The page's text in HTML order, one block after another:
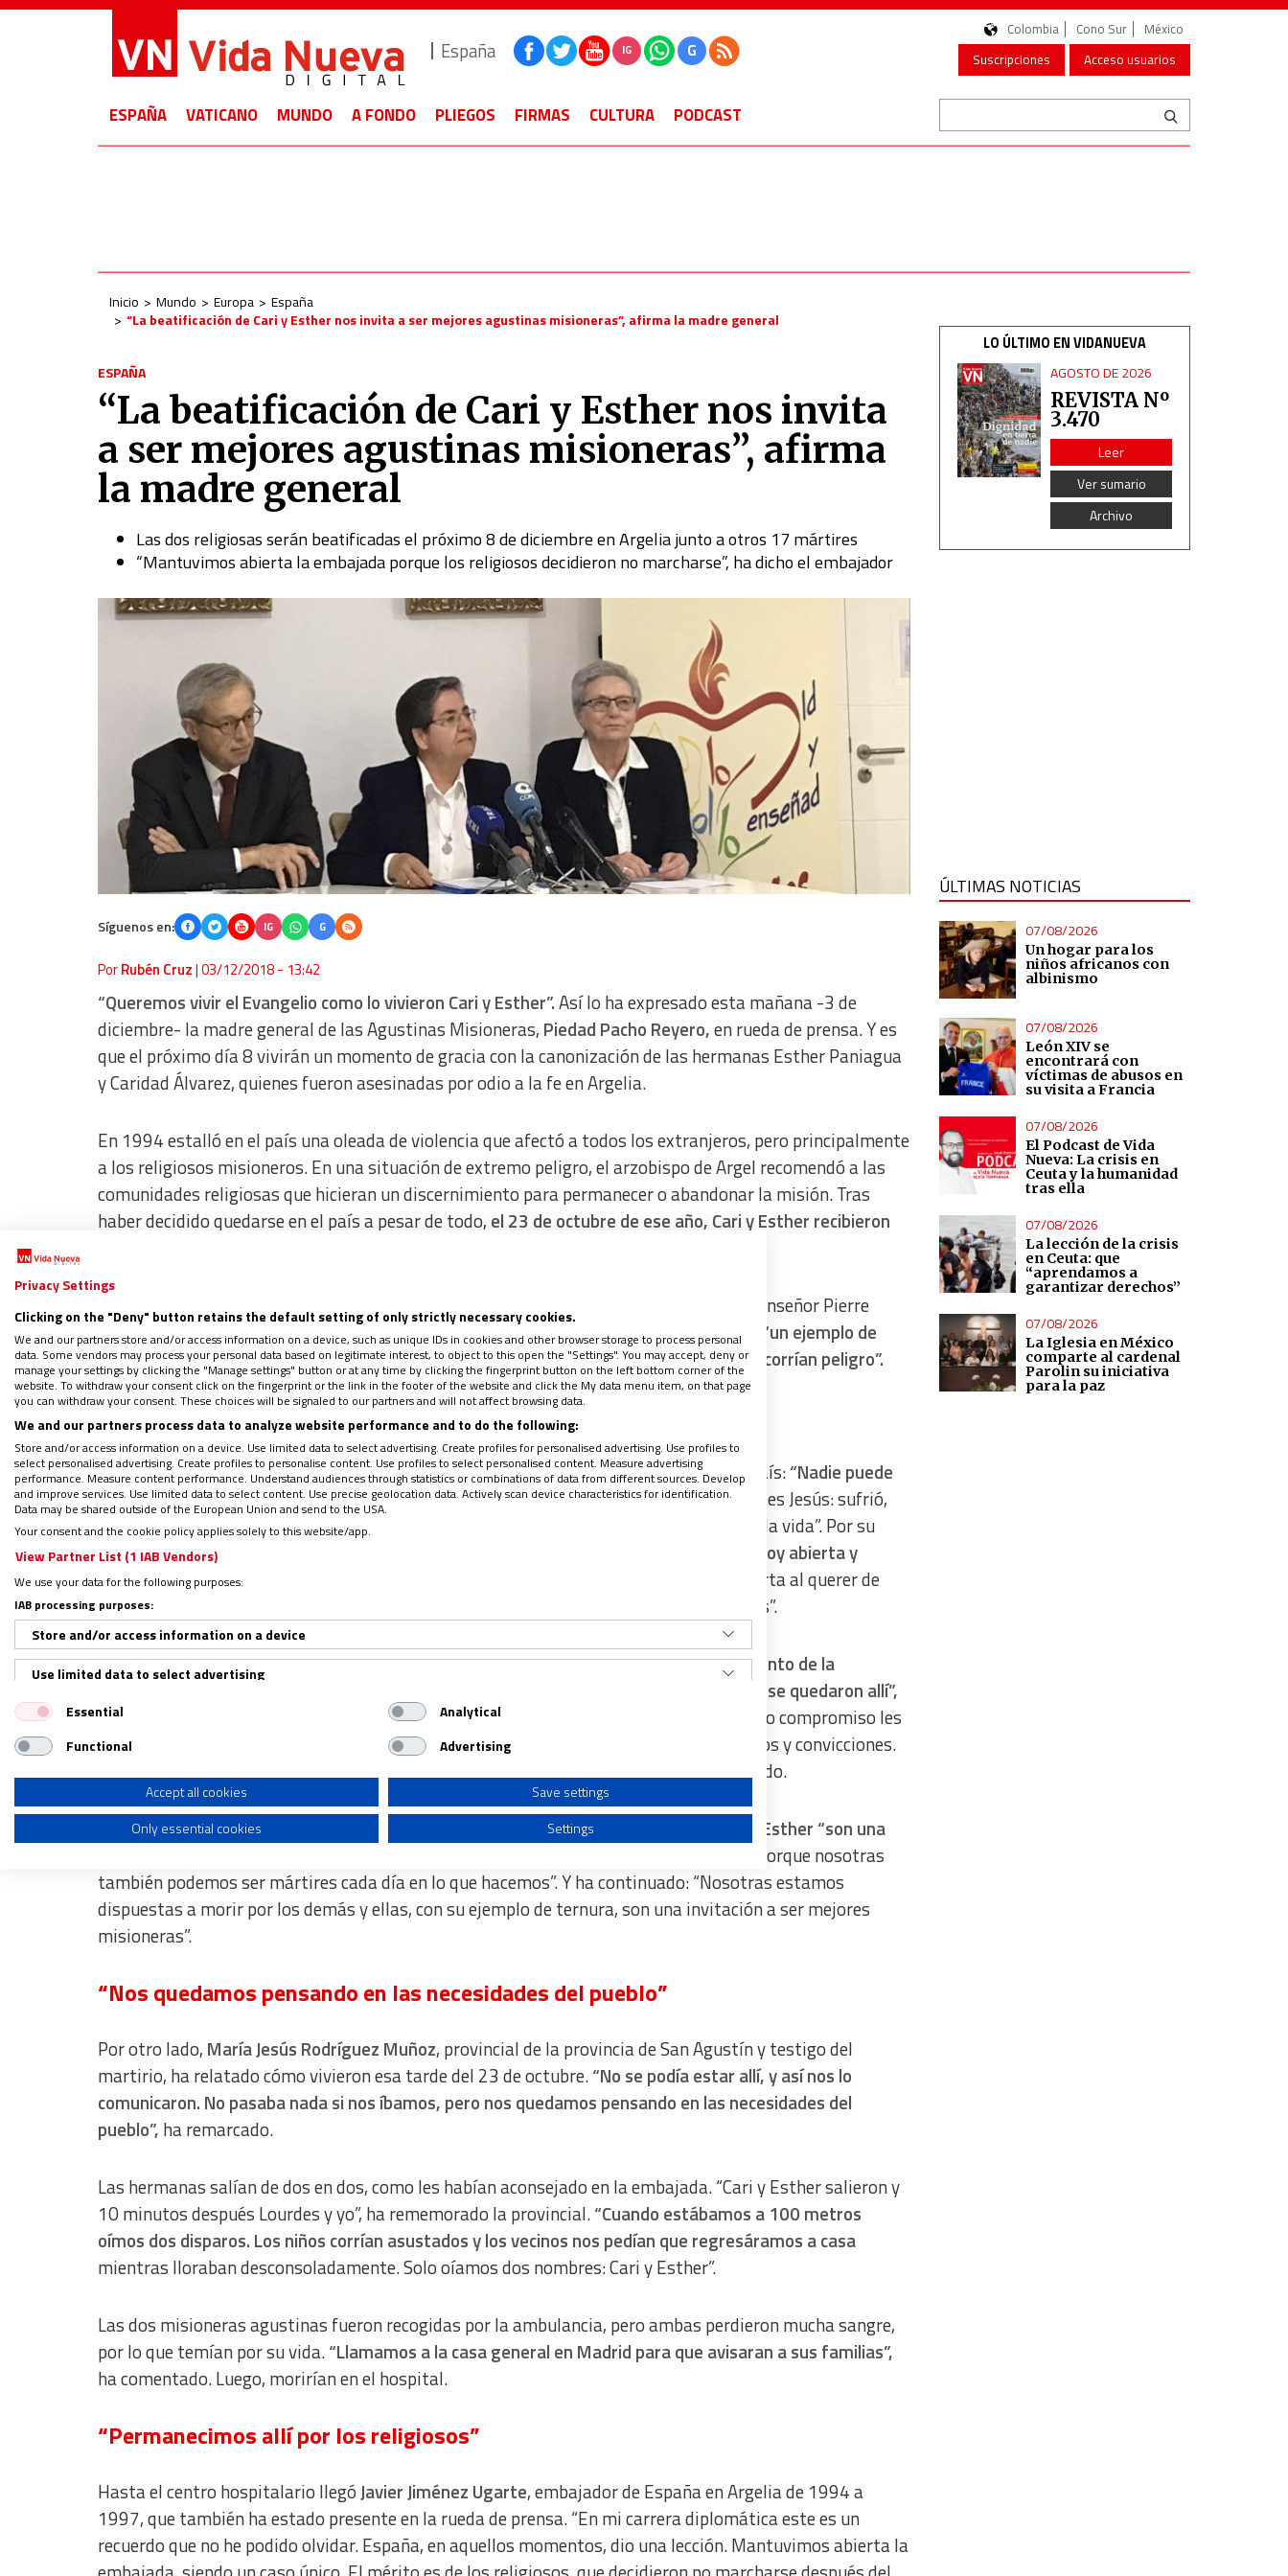
España IG G
Colombia Cono Sur
México
Suscripciones
Acceso usuarios
ESPAÑA VATICANO MUNDO A FONDO PLIEGOS FIRMAS CULTURA PODCAST
Inicio Mundo Europa
España
“La beatificación de Cari y Esther nos invita a ser mejores agustinas misioneras”, afirma la madre general
ESPAÑA
“La beatificación de Cari y Esther nos invita
a ser mejores agustinas misioneras”, afirma
la madre general
Las dos religiosas serán beatificadas el próximo 8 de diciembre en Argelia junto a otros 17 mártires
“Mantuvimos abierta la embajada porque los religiosos decidieron no marcharse”, ha dicho el embajador
Síguenos en: IG G
PorRubén Cruz|03/12/2018 - 13:42
“Queremos vivir el Evangelio como lo vivieron Cari y Esther”.Así lo ha expresado esta mañana -3 de
diciembre- la madre general de las Agustinas Misioneras, Piedad Pacho Reyero,en rueda de prensa. Y es
que el próximo día 8 vivirán un momento de gracia con la canonización de las hermanas Esther Paniagua
y Caridad Álvarez, quienes fueron asesinadas por odio a la fe en Argelia.
En 1994 estalló en el país una oleada de violencia que afectó a todos los extranjeros, pero principalmente
a los religiosos misioneros. En una situación de extremo peligro, el arzobispo de Argel recomendó a las
comunidades religiosas que hicieran un discernimiento para permanecer o abandonar la misión. Tras
haber decidido quedarse en el país a pesar de todo, el 23 de octubre de ese año, Cari y Esther recibieron
La celebración en la que serán declaradas beatas tendrá lugar en Orán (Argelia). Así, monseñor Pierre
Claverie y otros 16 religiosas y religiosos serán elevados a los altares. Todos ellos son
“un ejemplo de
amor incondicional a un pueblo al que habían elegido servir aun sabiendo que sus vidas corrían peligro”.
“Nosotras ya hemos entregado la vida”
Piedad Pacho ha recordado la reflexión de Esther tras discernir si quedarse o irse del país:“Nadie puede
quitarnos la vida, porque nosotras ya la hemos entregado.Para mí, el modelo perfecto es Jesús: sufrió,
tuvo que vencer dificultades y acabó con el fracaso de la cruz, del que nace la fuente de la vida”. Por su
parte, también ha destacado las palabras de Cari en su proceso de discernimiento:
“Estoy abierta y
obediente a lo que Dios quiera de mí, y a lo que vean mis superiores.
María estuvo abierta al querer de
Dios, quizá le costó. Deseo estar en esa actitud frente a Dios en los momentos actuales”.
Para la congregación, esta beatificación significa“un gozo, una alegría, un reconocimiento de la
fortaleza, del valor, de la valentía que, a pesar de que sabían que su vida corría peligro, se quedaron allí”,
ha dicho la general. “Para nosotras son signo de fidelidad del seguimiento de Jesús, cuyo compromiso les
llevó hasta el martirio. Ellas prefieren sacrificar su vida a ser infieles a sus compromisos y convicciones.
No hicieron la promesa solo con las palabras, sino que lo sellaron con su vida”, ha añadido.
En el mismo sentido, la general ha explicado que para las Agustinas Misioneras,
Cari y Esther “son una
porque nosotras
también podemos ser mártires cada día en lo que hacemos”. Y ha continuado: “Nosotras estamos
dispuestas a morir por los demás y ellas, con su ejemplo de ternura, son una invitación a ser mejores
misioneras”.
“Nos quedamos pensando en las necesidades del pueblo”
Por otro lado, María Jesús Rodríguez Muñoz, provincial de la provincia de San Agustín y testigo del
martirio, ha relatado cómo vivieron esa tarde del 23 de octubre.“No se podía estar allí, y así nos lo
comunicaron. No pasaba nada si nos íbamos, pero nos quedamos pensando en las necesidades del
pueblo”, ha remarcado.
Las hermanas salían de dos en dos, como les habían aconsejado en la embajada. “Cari y Esther salieron y
10 minutos después Lourdes y yo”, ha rememorado la provincial.“Cuando estábamos a 100 metros
oímos dos disparos. Los niños corrían asustados y los vecinos nos pedían que regresáramos a casa
mientras lloraban desconsoladamente. Solo oíamos dos nombres: Cari y Esther”.
Las dos misioneras agustinas fueron recogidas por la ambulancia, pero ambas perdieron mucha sangre,
por lo que temían por su vida.“Llamamos a la casa general en Madrid para que avisaran a sus familias”,
ha comentado. Luego, morirían en el hospital.
“Permanecimos allí por los religiosos”
Hasta el centro hospitalario llegóJavier Jiménez Ugarte, embajador de España en Argelia de 1994 a
1997, que también ha estado presente en la rueda de prensa. “En mi carrera diplomática este es un
recuerdo que no he podido olvidar. España, en aquellos momentos, dio una lección. Mantuvimos abierta la
LO ÚLTIMO EN VIDANUEVA
AGOSTO DE 2026
REVISTA Nº
3.470
Leer
Ver sumario
Archivo
ÚLTIMAS NOTICIAS
07/08/2026
Un hogar para los
niños africanos con
albinismo
07/08/2026
León XIV se
encontrará con
víctimas de abusos en
su visita a Francia
07/08/2026
El Podcast de Vida
Nueva: La crisis en
Ceuta y la humanidad
tras ella
07/08/2026
La lección de la crisis
en Ceuta: que
“aprendamos a
garantizar derechos”
07/08/2026
La Iglesia en México
comparte al cardenal
Parolin su iniciativa
para la paz
Privacy Settings
Clicking on the "Deny" button retains the default setting of only strictly necessary cookies.
We and our partners store and/or access information on a device, such as unique IDs in cookies and other browser storage to process personal
data. Some vendors may process your personal data based on legitimate interest, to object to this open the "Settings". You may accept, deny or
manage your settings by clicking the "Manage settings" button or at any time by clicking the fingerprint button on the left bottom corner of the
website. To withdraw your consent click on the fingerprint or the link in the footer of the website and click the My data menu item, on that page
you can withdraw your consent. These choices will be signaled to our partners and will not affect browsing data.
We and our partners process data to analyze website performance and to do the following:
Store and/or access information on a device. Use limited data to select advertising. Create profiles for personalised advertising. Use profiles to
select personalised advertising. Create profiles to personalise content. Use profiles to select personalised content. Measure advertising
performance. Measure content performance. Understand audiences through statistics or combinations of data from different sources. Develop
and improve services. Use limited data to select content. Use precise geolocation data. Actively scan device characteristics for identification.
Data may be shared outside of the European Union and send to the USA.
Your consent and the cookie policy applies solely to this website/app.
View Partner List (1 IAB Vendors)
We use your data for the following purposes:
IAB processing purposes:
Store and/or access information on a device
Use limited data to select advertising
Create profiles for personalised advertising
Use profiles to select personalised advertising
Create profiles to personalise content
Use profiles to select personalised content
Measure advertising performance
Measure content performance
Understand audiences through statistics or combinations of data from different sources
Develop and improve services
IAB Special Features:
Use precise geolocation data
Identify devices based on information actively requested
Essential
Analytical
Functional
Advertising
Accept all cookies
Save settings
Only essential cookies
Settings